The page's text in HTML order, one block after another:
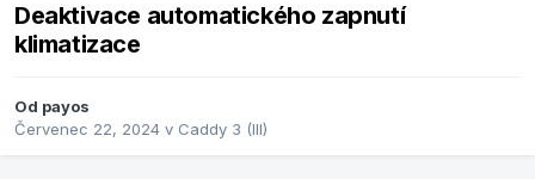
Deaktivace automatického zapnutí
klimatizace
Od payos
Červenec 22, 2024 v Caddy 3 (III)